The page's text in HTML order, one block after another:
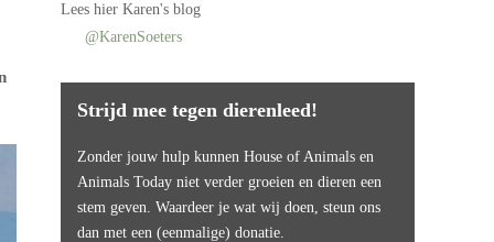
Leeshier Karen's blog
@KarenSoeters
Strijd mee tegen dierenleed!
Zonder jouw hulp kunnen House of Animals en
Animals Today niet verder groeien en dieren een
stem geven. Waardeer je wat wij doen, steun ons
dan met een (eenmalige) donatie.